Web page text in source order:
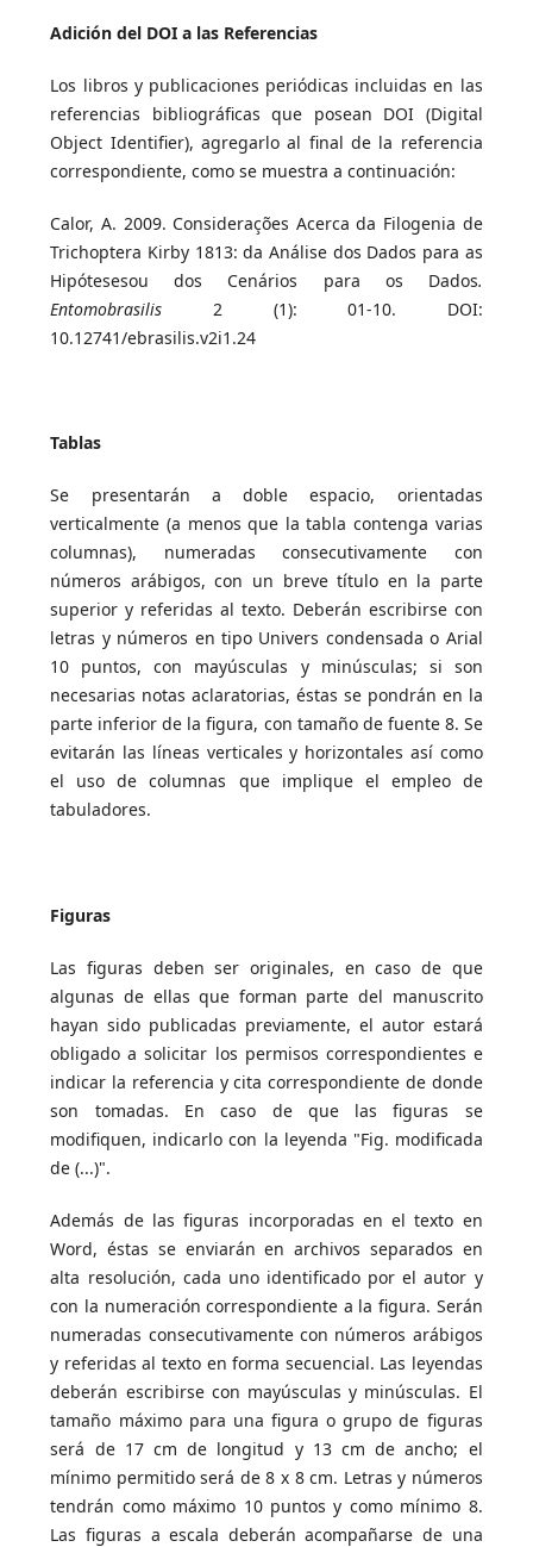
Adición del DOI a las Referencias
Los libros y publicaciones periódicas incluidas en las
referencias bibliográficas que posean DOI (Digital
Object Identifier), agregarlo al final de la referencia
correspondiente, como se muestra a continuación:
Calor, A. 2009. Considerações Acerca da Filogenia de
Trichoptera Kirby 1813: da Análise dos Dados para as
Hipótesesou dos Cenários para os Dados.
Entomobrasilis 2 (1): 01-10. DOI:
10.12741/ebrasilis.v2i1.24
Tablas
Se presentarán a doble espacio, orientadas
verticalmente (a menos que la tabla contenga varias
columnas), numeradas consecutivamente con
números arábigos, con un breve título en la parte
superior y referidas al texto. Deberán escribirse con
letras y números en tipo Univers condensada o Arial
10 puntos, con mayúsculas y minúsculas; si son
necesarias notas aclaratorias, éstas se pondrán en la
parte inferior de la figura, con tamaño de fuente 8. Se
evitarán las líneas verticales y horizontales así como
el uso de columnas que implique el empleo de
tabuladores.
Figuras
Las figuras deben ser originales, en caso de que
algunas de ellas que forman parte del manuscrito
hayan sido publicadas previamente, el autor estará
obligado a solicitar los permisos correspondientes e
indicar la referencia y cita correspondiente de donde
son tomadas. En caso de que las figuras se
modifiquen, indicarlo con la leyenda "Fig. modificada
de (...)".
Además de las figuras incorporadas en el texto en
Word, éstas se enviarán en archivos separados en
alta resolución, cada uno identificado por el autor y
con la numeración correspondiente a la figura. Serán
numeradas consecutivamente con números arábigos
y referidas al texto en forma secuencial. Las leyendas
deberán escribirse con mayúsculas y minúsculas. El
tamaño máximo para una figura o grupo de figuras
será de 17 cm de longitud y 13 cm de ancho; el
mínimo permitido será de 8 x 8 cm. Letras y números
tendrán como máximo 10 puntos y como mínimo 8.
Las figuras a escala deberán acompañarse de una